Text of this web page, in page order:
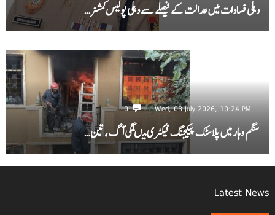
دہلی فسادات میں عدالت کے فیصلے سے دہلی پولیس کمشنر…
Wed, 08 July 2026, 10:24 PM
0
سنگم وہار میں پلاسٹک پیکیجنگ فیکٹری میںلگی آگ ، تین…
Latest News